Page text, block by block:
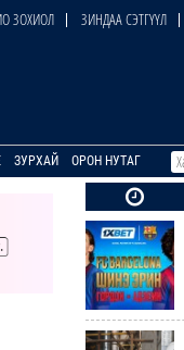
ЗОХИОЛ ЗИНДАА СЭТГҮҮЛ
ЗУРХАЙ ОРОН НУТАГ